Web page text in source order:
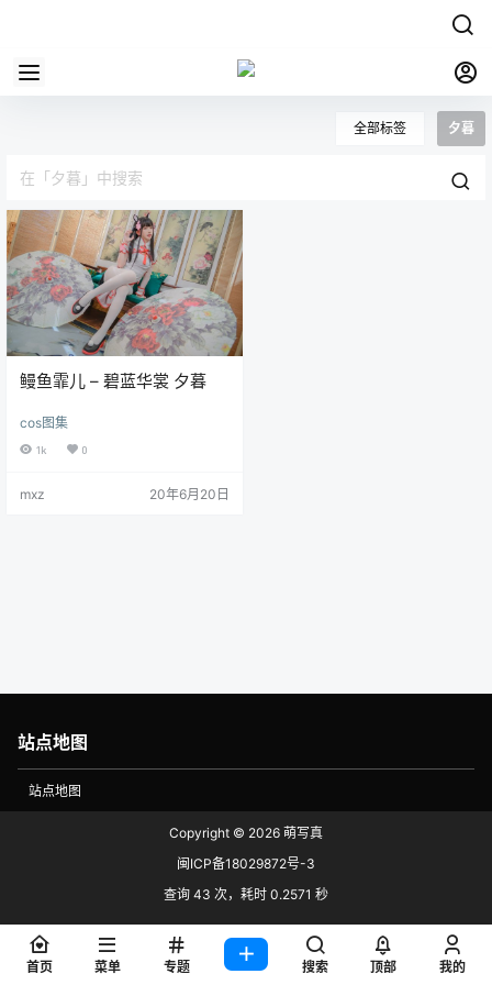
全部标签 夕暮
鳗鱼霏儿 – 碧蓝华裳 夕暮
cos图集
1k 0
mxz 20年6月20日
站点地图
站点地图
Copyright © 2026 萌写真
闽ICP备18029872号-3
查询 43 次，耗时 0.2571 秒
首页 菜单 专题 搜索 顶部 我的